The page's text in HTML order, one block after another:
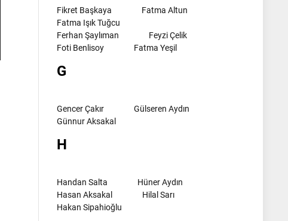
Fikret Başkaya
Fatma Altun
Fatma Işık Tuğcu
Ferhan Şaylıman
Feyzi Çelik
Foti Benlisoy
Fatma Yeşil
G
Gencer Çakır
Gülseren Aydın
Günnur Aksakal
H
Handan Salta
Hüner Aydın
Hasan Aksakal
Hilal Sarı
Hakan Sipahioğlu